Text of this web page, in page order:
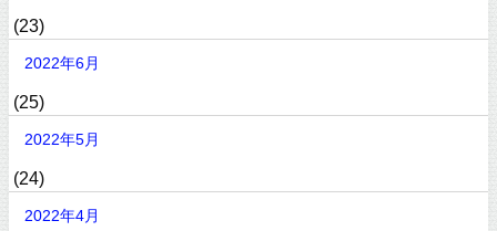
(23)
2022年6月
(25)
2022年5月
(24)
2022年4月